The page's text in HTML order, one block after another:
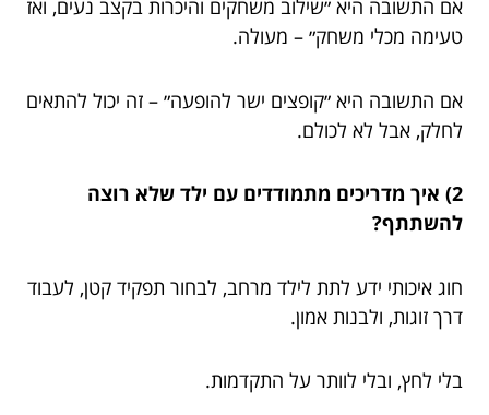
אם התשובה היא ״שילוב משחקים והיכרות בקצב נעים, ואז
טעימה מכלי משחק״ – מעולה.
אם התשובה היא ״קופצים ישר להופעה״ – זה יכול להתאים
לחלק, אבל לא לכולם.
2) איך מדריכים מתמודדים עם ילד שלא רוצה
להשתתף?
חוג איכותי ידע לתת לילד מרחב, לבחור תפקיד קטן, לעבוד
דרך זוגות, ולבנות אמון.
בלי לחץ, ובלי לוותר על התקדמות.